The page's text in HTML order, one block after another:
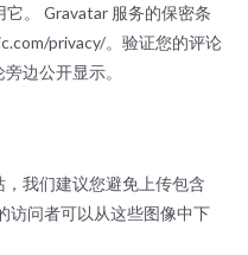
。 Gravatar 服务的保密条
privacy/。验证您的评论
边公开显示。
我们建议您避免上传包含
访问者可以从这些图像中下